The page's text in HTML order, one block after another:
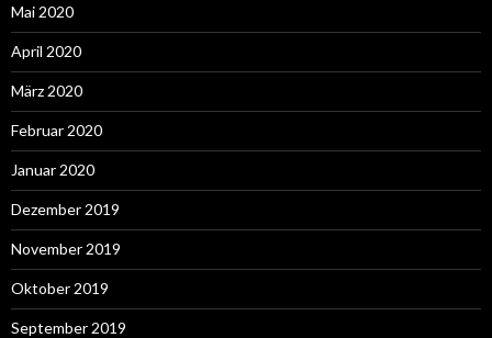
Mai 2020
April 2020
März 2020
Februar 2020
Januar 2020
Dezember 2019
November 2019
Oktober 2019
September 2019